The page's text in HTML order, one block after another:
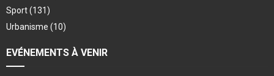
Sport(131)
Urbanisme (10)
EVÉNEMENTS À VENIR